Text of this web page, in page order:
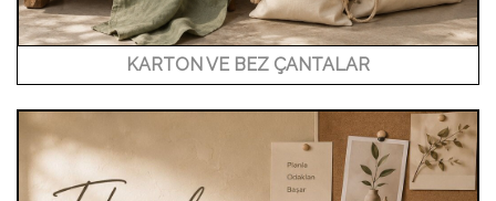
KARTON VE BEZ ÇANTALAR